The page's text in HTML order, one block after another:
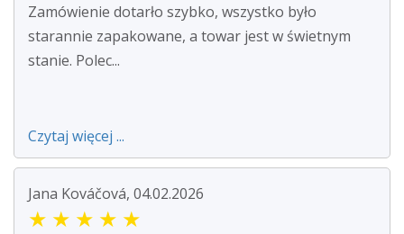
Zamówienie dotarło szybko, wszystko było
starannie zapakowane, a towar jest w świetnym
stanie. Polec...
Czytaj więcej ...
Jana Kováčová, 04.02.2026
★ ★ ★ ★ ★